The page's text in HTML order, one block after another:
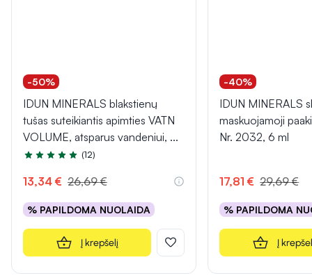
-50%
IDUN MINERALS blakstienų
tušas suteikiantis apimties VATN
VOLUME, atsparus vandeniui, ...
Įvertinimas 4.7 iš 5
(12)
13,34 € 26,69 €
% PAPILDOMA NUOLAIDA
Į krepšelį
-40%
IDUN MINERALS
maskuojamoji
Nr. 2032, 6 ml
17,81 € 29,69 €
% PAPILDOMA
Į